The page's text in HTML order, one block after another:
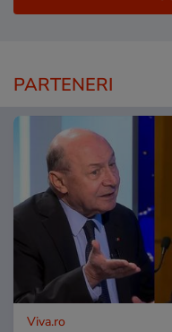
PARTENERI
Viva.ro